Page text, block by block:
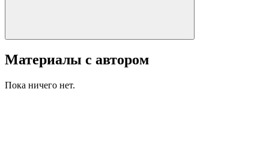
Материалы с автором
Пока ничего нет.